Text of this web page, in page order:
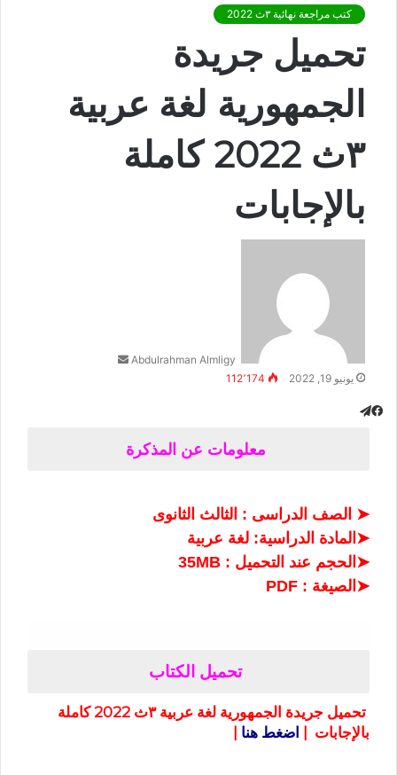
كتب مراجعة نهائية ٣ث 2022
تحميل جريدة
الجمهورية لغة عربية
٣ث 2022 كاملة
بالإجابات
Abdulrahman Almligy
يونيو 19, 2022 112٬174
فيسبوك
تيلقرام
معلومات عن المذكرة
➤ الصف الدراسى : الثالث الثانوى
➤ المادة الدراسية: لغة عربية
➤ الحجم عند التحميل : 35MB
➤ الصيغة : PDF
تحميل الكتاب
تحميل جريدة الجمهورية لغة عربية ٣ث 2022 كاملة
بالإجابات |
اضغط هنا